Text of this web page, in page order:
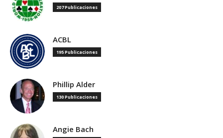
207 Publicaciones
ACBL
195 Publicaciones
Phillip Alder
130 Publicaciones
Angie Bach